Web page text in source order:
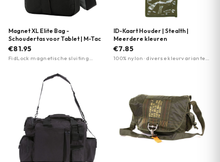
Magnet XL Elite Bag -
Schoudertas voor Tablet | M-Tac
€81.95
FidLock magnetische sluiting
(slijtvast) · Geschikt voor tablets tot
ID-Kaart Houder | Stealth |
Meerdere kleuren
€7.85
100% nylon · diverse kleurvarianten ·